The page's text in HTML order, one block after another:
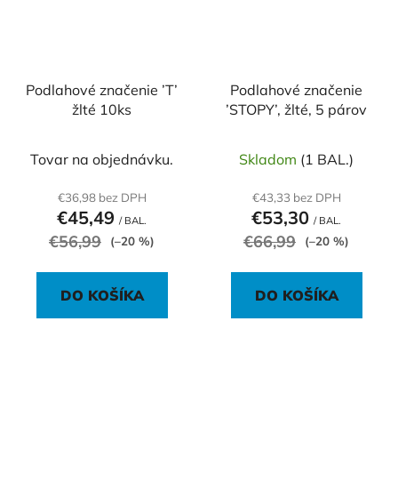
Podlahové značenie ’T’
žlté 10ks
Tovar na objednávku.
€36,98 bez DPH
€45,49 / BAL.
€56,99 (–20 %)
DO KOŠÍKA
Podlahové značenie
’STOPY’, žlté, 5 párov
Skladom (1 BAL.)
€43,33 bez DPH
€53,30 / BAL.
€66,99 (–20 %)
DO KOŠÍKA